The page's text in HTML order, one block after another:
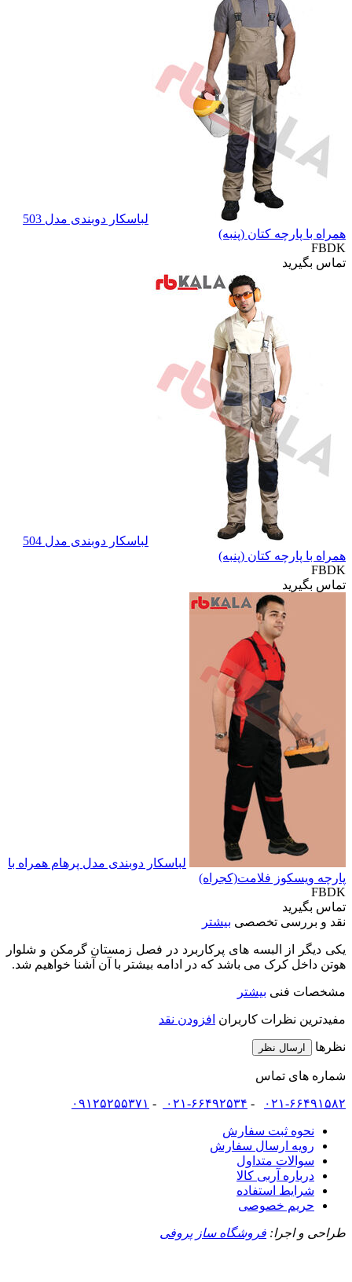
لباسکار دوبندی مدل 503
همراه با پارچه کتان (پنبه)
FBDK
تماس بگیرید
لباسکار دوبندی مدل 504
همراه با پارچه کتان (پنبه)
FBDK
تماس بگیرید
لباسکار دوبندی مدل پرهام همراه با
پارچه ویسکوز فلامت(کجراه)
FBDK
تماس بگیرید
نقد و بررسی تخصصی بیشتر
یکی دیگر از البسه های پرکاربرد در فصل زمستان گرمکن و شلوار
هوتن داخل کرک می باشد که در ادامه بیشتر با آن آشنا خواهیم شد.
مشخصات فنی بیشتر
مفیدترین نظرات کاربران افزودن نقد
نظرها ارسال نظر
شماره های تماس
۰۲۱-۶۶۴۹۱۵۸۲ - ۰۲۱-۶۶۴۹۲۵۳۴ - ۰۹۱۲۵۲۵۵۳۷۱
نحوه ثبت سفارش
رویه ارسال سفارش
سوالات متداول
درباره آربی کالا
شرایط استفاده
حریم خصوصی
طراحی و اجرا: فروشگاه ساز پروفی